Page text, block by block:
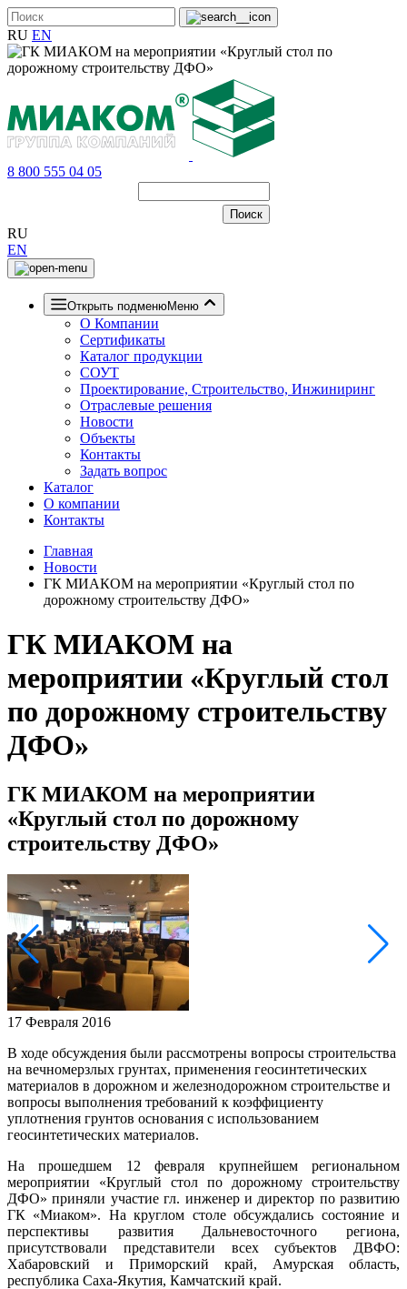
RU EN
8 800 555 04 05
RU
EN
Открыть подменюМеню
О Компании
Сертификаты
Каталог продукции
СОУТ
Проектирование, Строительство, Инжиниринг
Отраслевые решения
Новости
Объекты
Контакты
Задать вопрос
Каталог
О компании
Контакты
Главная
Новости
ГК МИАКОМ на мероприятии «Круглый стол по
дорожному строительству ДФО»
ГК МИАКОМ на
мероприятии «Круглый стол
по дорожному строительству
ДФО»
ГК МИАКОМ на мероприятии
«Круглый стол по дорожному
строительству ДФО»
17 Февраля 2016
В ходе обсуждения были рассмотрены вопросы строительства
на вечномерзлых грунтах, применения геосинтетических
материалов в дорожном и железнодорожном строительстве и
вопросы выполнения требований к коэффициенту
уплотнения грунтов основания с использованием
геосинтетических материалов.
На прошедшем 12 февраля крупнейшем региональном
мероприятии «Круглый стол по дорожному строительству
ДФО» приняли участие гл. инженер и директор по развитию
ГК «Миаком». На круглом столе обсуждались состояние и
перспективы развития Дальневосточного региона,
присутствовали представители всех субъектов ДВФО:
Хабаровский и Приморский край, Амурская область,
республика Саха-Якутия, Камчатский край.